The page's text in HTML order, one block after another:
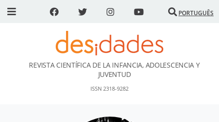
PORTUGUÊS
DESidades
REVISTA CIENTÍFICA DE LA INFANCIA, ADOLESCENCIA Y
JUVENTUD
ISSN 2318-9282